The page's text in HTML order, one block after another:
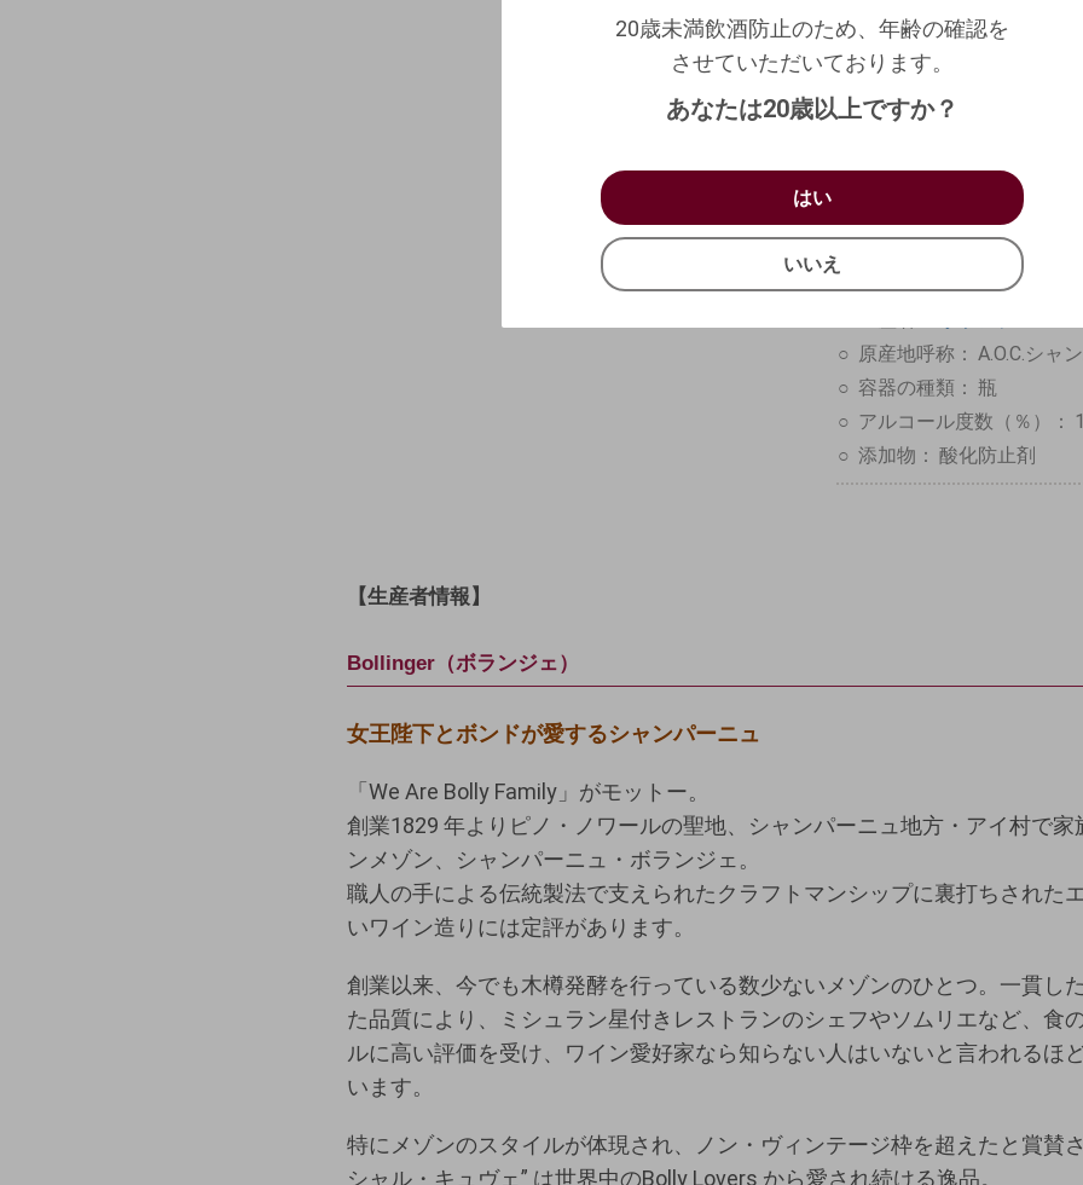
お買い物を続ける カートへ進む
お
シャンパーニ
ピノ ノワール100%
ボランジェ /
原産地呼称： A.O.C.シャ
容器の種類： 瓶
アルコール度数（％）：
添加物： 酸化防止剤
【生産者情報】
Bollinger（ボランジェ）
女王陛下とボンドが愛するシャンパーニュ
「We Are Bolly Family」がモットー。
創業1829 年よりピノ・ノワールの聖地、シャンパーニュ地方・アイ村で家
ンメゾン、シャンパーニュ・ボランジェ。
職人の手による伝統製法で支えられたクラフトマンシップに裏打ちされた
いワイン造りには定評があります。
創業以来、今でも木樽発酵を行っている数少ないメゾンのひとつ。一貫し
た品質により、ミシュラン星付きレストランのシェフやソムリエなど、食
ルに高い評価を受け、ワイン愛好家なら知らない人はいないと言われるほ
います。
特にメゾンのスタイルが体現され、ノン・ヴィンテージ枠を超えたと賞賛
シャル・キュヴェ” は世界中のBolly Lovers から愛され続ける逸品。
20歳未満飲酒防止のため、年齢の確認を
させていただいております。
あなたは20歳以上ですか？
はい
いいえ
20歳未満飲酒防止のため、年齢の確認を
させていただいております。
生年月日を入力してください。
確認する
キャンセル
ログアウトします。よろしいですか？
（自動ログインの設定も解除されます。）
はい
いいえ